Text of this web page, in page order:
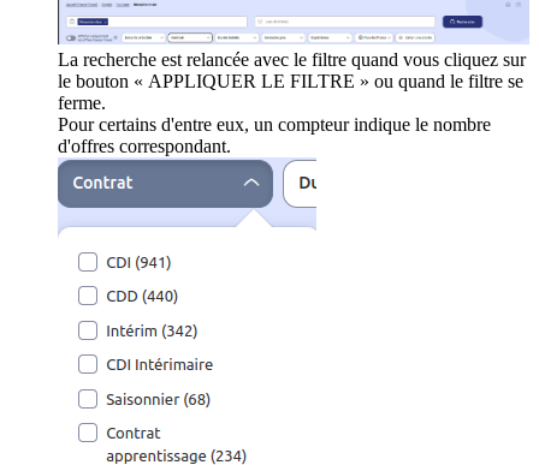
La recherche est relancée avec le filtre quand vous cliquez sur
le bouton « APPLIQUER LE FILTRE » ou quand le filtre se
ferme.
Pour certains d'entre eux, un compteur indique le nombre
d'offres correspondant.